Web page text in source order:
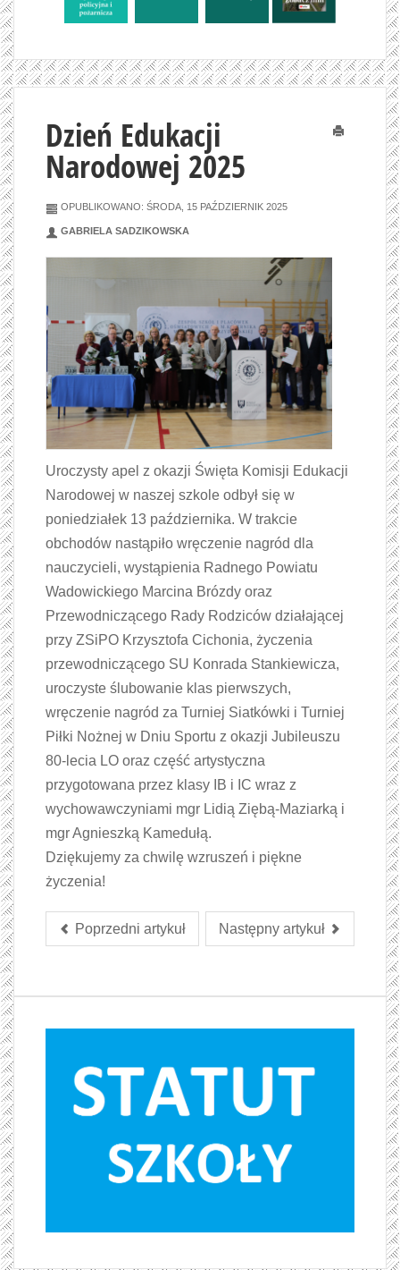
Dzień Edukacji
Narodowej 2025
OPUBLIKOWANO: ŚRODA, 15 PAŹDZIERNIK 2025
GABRIELA SADZIKOWSKA
Uroczysty apel z okazji Święta Komisji Edukacji
Narodowej w naszej szkole odbył się w
poniedziałek 13 października. W trakcie
obchodów nastąpiło wręczenie nagród dla
nauczycieli, wystąpienia Radnego Powiatu
Wadowickiego Marcina Brózdy oraz
Przewodniczącego Rady Rodziców działającej
przy ZSiPO Krzysztofa Cichonia, życzenia
przewodniczącego SU Konrada Stankiewicza,
uroczyste ślubowanie klas pierwszych,
wręczenie nagród za Turniej Siatkówki i Turniej
Piłki Nożnej w Dniu Sportu z okazji Jubileuszu
80-lecia LO oraz część artystyczna
przygotowana przez klasy IB i IC wraz z
wychowawczyniami mgr Lidią Ziębą-Maziarką i
mgr Agnieszką Kamedułą.
Dziękujemy za chwilę wzruszeń i piękne
życzenia!
Poprzedni artykuł Następny artykuł